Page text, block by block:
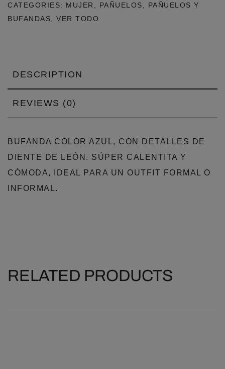
CATEGORIES: MUJER PAÑUELOS
PAÑUELOS Y
BUFANDAS
VER TODO
DESCRIPTION
REVIEWS (0)
BUFANDA COLOR AZUL, CON DETALLES DE
DIENTE DE LEÓN. SÚPER CALENTITA Y
CÓMODA, IDEAL PARA UN OUTFIT FORMAL O
INFORMAL.
RELATED PRODUCTS